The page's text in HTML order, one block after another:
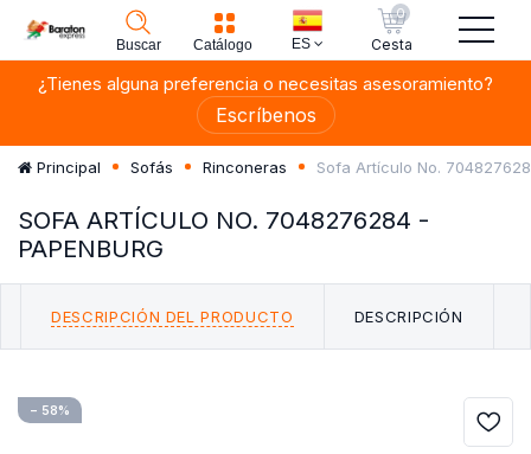
Buscar Catálogo ES
0
Cesta
¿Tienes alguna preferencia o necesitas asesoramiento?
Escríbenos
Principal Sofás Rinconeras Sofa Artículo No.
SOFA ARTÍCULO NO. 7048276284 -
PAPENBURG
DESCRIPCIÓN DEL PRODUCTO DESCRIPCIÓN
− 58%